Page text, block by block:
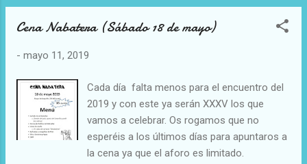
con kayaks. La cena navatera de esta noche
es el anticipo de un intenso programa el
floral en el monumento a los navateros, a
seguida de un almuerzo. La salida de las
navatas está prevista a las 11.00 La bajada
de temperaturas ha ralentizado el deshielo,
por lo que el Cinca aparece menos bravo.
Ahora los miembros de la asociación están
Cena Nabatera (Sábado 18 de mayo)
- mayo 11, 2019
Cada día falta menos para el encuentro del
2019 y con este ya serán XXXV los que
vamos a celebrar. Os rogamos que no
esperéis a los últimos días para apuntaros a
la cena ya que el aforo es limitado.